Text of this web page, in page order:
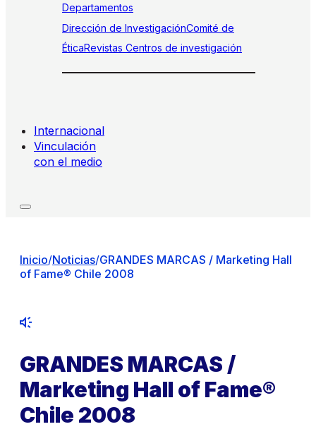
Departamentos
Dirección de InvestigaciónComité de
ÉticaRevistas Centros de investigación
Internacional
Vinculación
con el medio
Inicio/Noticias/GRANDES MARCAS / Marketing Hall
of Fame® Chile 2008
GRANDES MARCAS /
Marketing Hall of Fame®
Chile 2008